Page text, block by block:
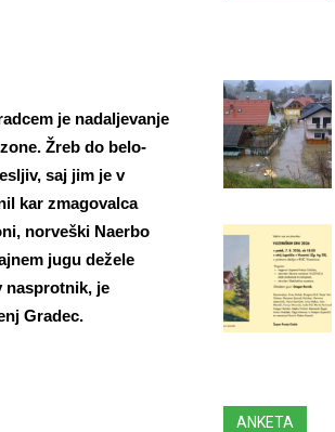
je nadaljevanje
Žreb do belo-
saj jim je v
kar zmagovalca
norveški Naerbo
jugu dežele
nasprotnik, je
Gradec.
ANKETA